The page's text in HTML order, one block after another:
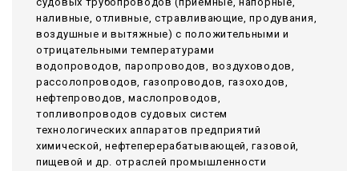
наливные, отливные, стравливающие, продувания,
воздушные и вытяжные) с положительными и
отрицательными температурами
водопроводов, паропроводов, воздуховодов,
рассолопроводов, газопроводов, газоходов,
нефтепроводов, маслопроводов,
топливопроводов судовых систем
технологических аппаратов предприятий
химической, нефтеперерабатывающей, газовой,
пищевой и др. отраслей промышленности